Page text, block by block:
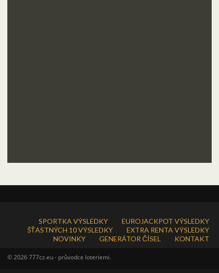
SPORTKA VÝSLEDKY
EUROJACKPOT VÝSLEDKY
ŠŤASTNÝCH 10 VÝSLEDKY
EXTRA RENTA VÝSLEDKY
NOVINKY
GENERÁTOR ČÍSEL KONTAKT
© 2026 777cz.eu - průvodce loteriemi.